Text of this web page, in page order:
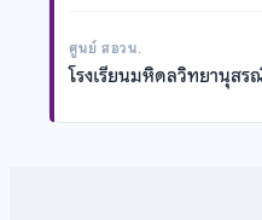
ศูนย์ สอวน.
โรงเรียนมหิดลวิทยานุสร